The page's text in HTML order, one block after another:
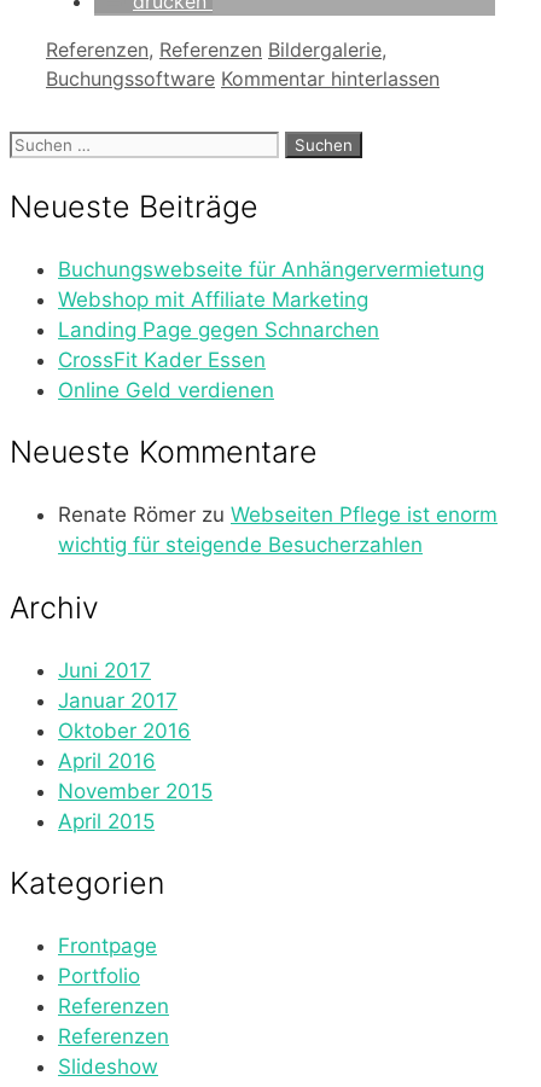
Kategorien
Referenzen, Referenzen Schlagwörter
Bildergalerie,
Buchungssoftware Kommentar hinterlassen
Suchen
Neueste Beiträge
Buchungswebseite für Anhängervermietung
Webshop mit Affiliate Marketing
Landing Page gegen Schnarchen
CrossFit Kader Essen
Online Geld verdienen
Neueste Kommentare
Renate Römer zu Webseiten Pflege ist enorm
wichtig für steigende Besucherzahlen
Archiv
Juni 2017
Januar 2017
Oktober 2016
April 2016
November 2015
April 2015
Kategorien
Frontpage
Portfolio
Referenzen
Referenzen
Slideshow